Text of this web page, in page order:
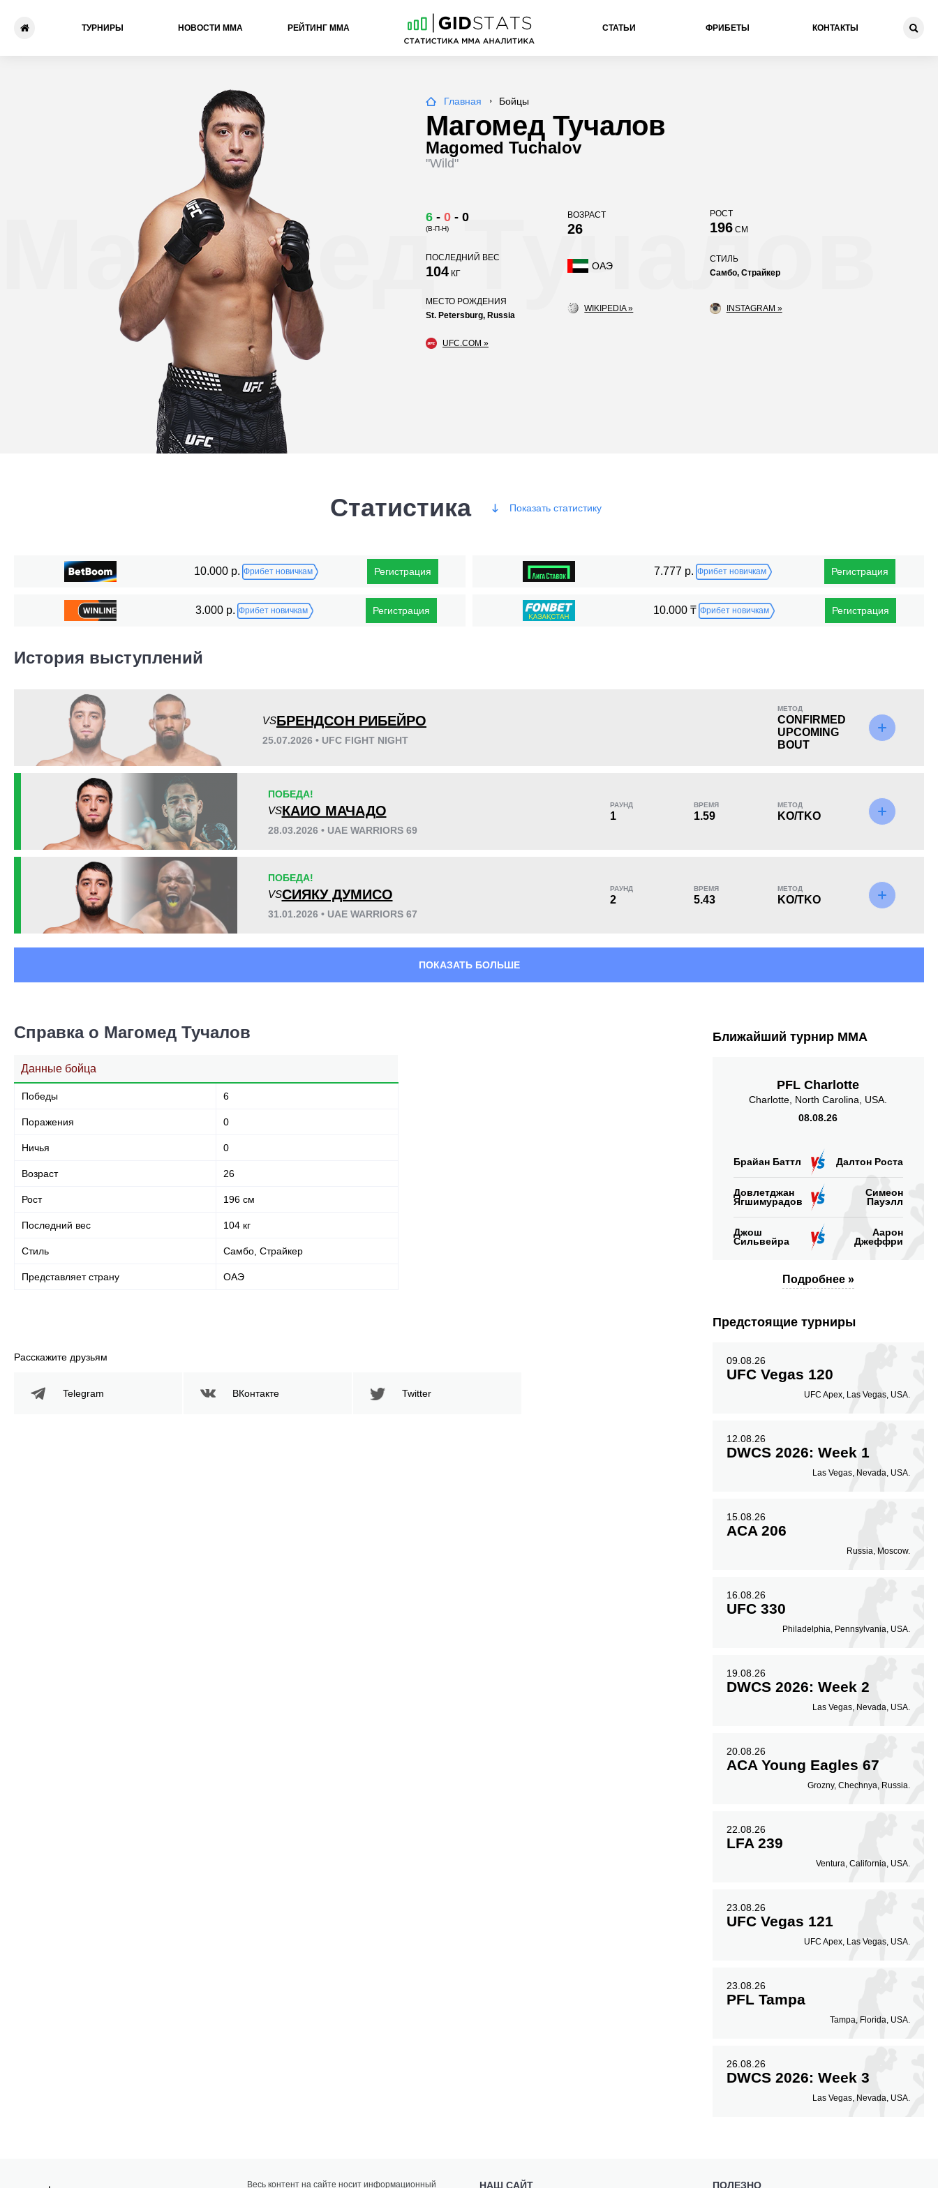
ТУРНИРЫ НОВОСТИ ММА РЕЙТИНГ ММА СТАТЬИ ФРИБЕТЫ КОНТАКТЫ
Магомед Тучалов
Главная Бойцы
Магомед Тучалов
Magomed Tuchalov
"Wild"
6 - 0 - 0
(В-П-Н)
ВОЗРАСТ
26
РОСТ
196СМ
ПОСЛЕДНИЙ ВЕС
104 КГ
ОАЭ
СТИЛЬ
Самбо, Страйкер
МЕСТО РОЖДЕНИЯ
St. Petersburg, Russia
WIKIPEDIA » INSTAGRAM »
UFC.COM »
Статистика Показатьстатистику
5(83%)
Поражения
РЕШ
0
Среднее время боя
Статистика боев по организациям
Организация
1
UAEW
URAL
10.000 р. Фрибет новичкам Регистрация 7.777 р. Фрибет новичкам Регистрация
3.000 р. Фрибет новичкам Регистрация 10.000 ₸ Фрибет новичкам Регистрация
История выступлений
VSБРЕНДСОН РИБЕЙРО
25.07.2026 • UFC FIGHT NIGHT
МЕТОД
CONFIRMED
UPCOMING
BOUT
ПОБЕДА!
VSКАИО МАЧАДО
28.03.2026 • UAE WARRIORS 69
РАУНД
1
ВРЕМЯ
1.59
МЕТОД
KO/TKO
ПОБЕДА!
VSСИЯКУ ДУМИСО
31.01.2026 • UAE WARRIORS 67
РАУНД
2
ВРЕМЯ
5.43
МЕТОД
KO/TKO
ПОКАЗАТЬ БОЛЬШЕ
Справка о Магомед Тучалов
Данные бойца
Победы 6
Поражения 0
Ничья 0
Возраст 26
Рост 196 см
Последний вес 104 кг
Стиль Самбо, Страйкер
Представляет страну ОАЭ
Расскажите друзьям
Telegram ВКонтакте Twitter
Ближайший турнир ММА
PFL Charlotte
Charlotte, North Carolina, USA.
08.08.26
Брайан Баттл Далтон Роста
Довлетджан
Ягшимурадов
Симеон
Пауэлл
Джош
Сильвейра
Аарон
Джеффри
Подробнее »
Предстоящие турниры
09.08.26
UFC Vegas 120
UFC Apex, Las Vegas, USA.
12.08.26
DWCS 2026: Week 1
Las Vegas, Nevada, USA.
15.08.26
ACA 206
Russia, Moscow.
16.08.26
UFC 330
Philadelphia, Pennsylvania, USA.
19.08.26
DWCS 2026: Week 2
Las Vegas, Nevada, USA.
20.08.26
ACA Young Eagles 67
Grozny, Chechnya, Russia.
22.08.26
LFA 239
Ventura, California, USA.
23.08.26
UFC Vegas 121
UFC Apex, Las Vegas, USA.
23.08.26
PFL Tampa
Tampa, Florida, USA.
26.08.26
DWCS 2026: Week 3
Las Vegas, Nevada, USA.
Весь контент на сайте носит информационный НАШ САЙТ ПОЛЕЗНО